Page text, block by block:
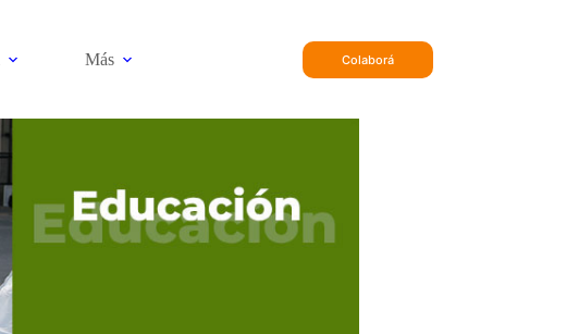
Más Colaborá